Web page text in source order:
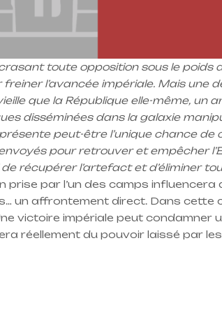
toute opposition sous le poids
l’avancée impériale. Mais
que la République elle-même,
disséminées dans la galaxie
peut-être l’unique chance
pour retrouver et empêcher
récupérer l’artefact et d’éliminer
par l’un des camps
un affrontement direct. Dans cette
victoire impériale peut condamner
réellement du pouvoir laissé par les